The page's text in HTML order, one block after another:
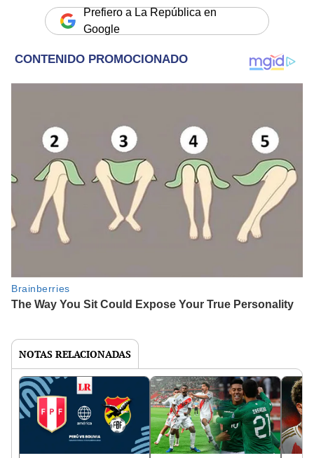
Prefiero a La República en
Google
NOTAS RELACIONADAS